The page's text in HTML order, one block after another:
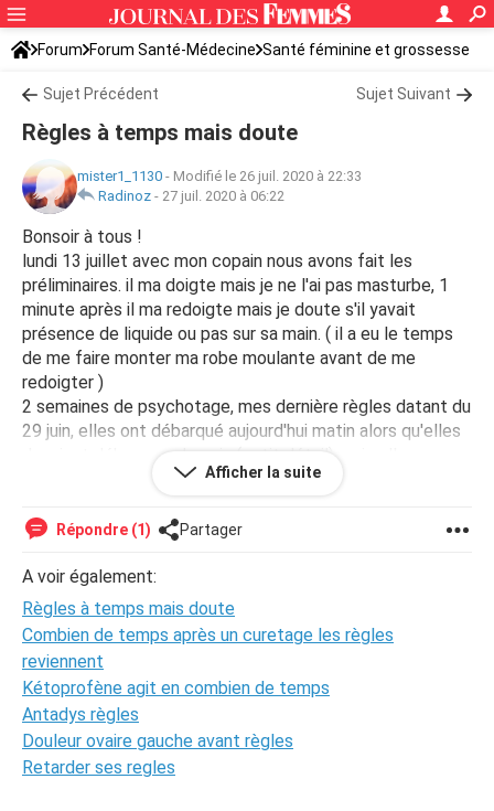
Forum Forum Santé-Médecine Santé féminine et grossesse
Sujet Précédent Sujet Suivant
Règles à temps mais doute
mister1_1130 - Modifié le 26 juil. 2020 à 22:33
Radinoz - 27 juil. 2020 à 06:22
Bonsoir à tous !
lundi 13 juillet avec mon copain nous avons fait les
préliminaires. il ma doigte mais je ne l'ai pas masturbe, 1
minute après il ma redoigte mais je doute s'il yavait
présence de liquide ou pas sur sa main. ( il a eu le temps
de me faire monter ma robe moulante avant de me
redoigter )
2 semaines de psychotage, mes dernière règles datant du
29 juin, elles ont débarqué aujourd'hui matin alors qu'elles
devaient débarquer demain (petit détail) mais elles ne
sont vraiment vraiment pas abondantes (normalement
suffit)
a noter que j'ai quand même mal au ventre un peu.
Est ce que je peux être enceinte ????
merci de me répondre bisous xxx
Afficher la suite
Répondre (1) Partager
A voir également:
Règles à temps mais doute
Combien de temps après un curetage les règles
reviennent
Kétoprofène agit en combien de temps
Antadys règles
Douleur ovaire gauche avant règles
Retarder ses regles